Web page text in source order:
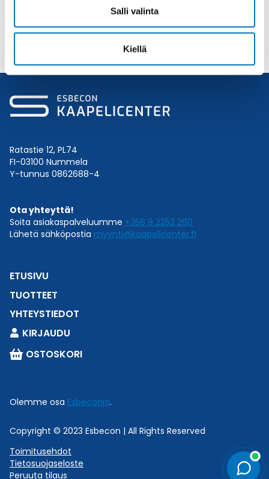
Salli valinta
Kiellä
Ratastie 12, PL74
FI-03100 Nummela
Y-tunnus 0862688-4
Ota yhteyttä!
Soita asiakaspalveluumme +358 9 2252 260
Lähetä sähköpostia myynti@kaapelicenter.fi
ETUSIVU
TUOTTEET
YHTEYSTIEDOT
KIRJAUDU
OSTOSKORI
Olemme osa Esbeconia.
Copyright © 2023 Esbecon | All Rights Reserved
Toimitusehdot
Tietosuojaseloste
Peruuta tilaus